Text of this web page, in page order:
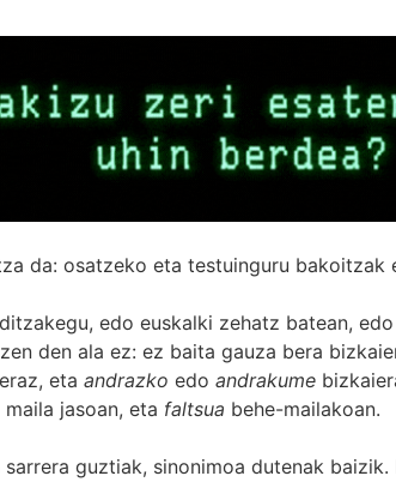
da: osatzeko eta testuinguru
edo euskalki zehatz batean,
den ala ez: ez baita gauza bera
eta andrazko edo andrakume
jasoan, eta faltsua behe-mailakoan.
guztiak, sinonimoa dutenak